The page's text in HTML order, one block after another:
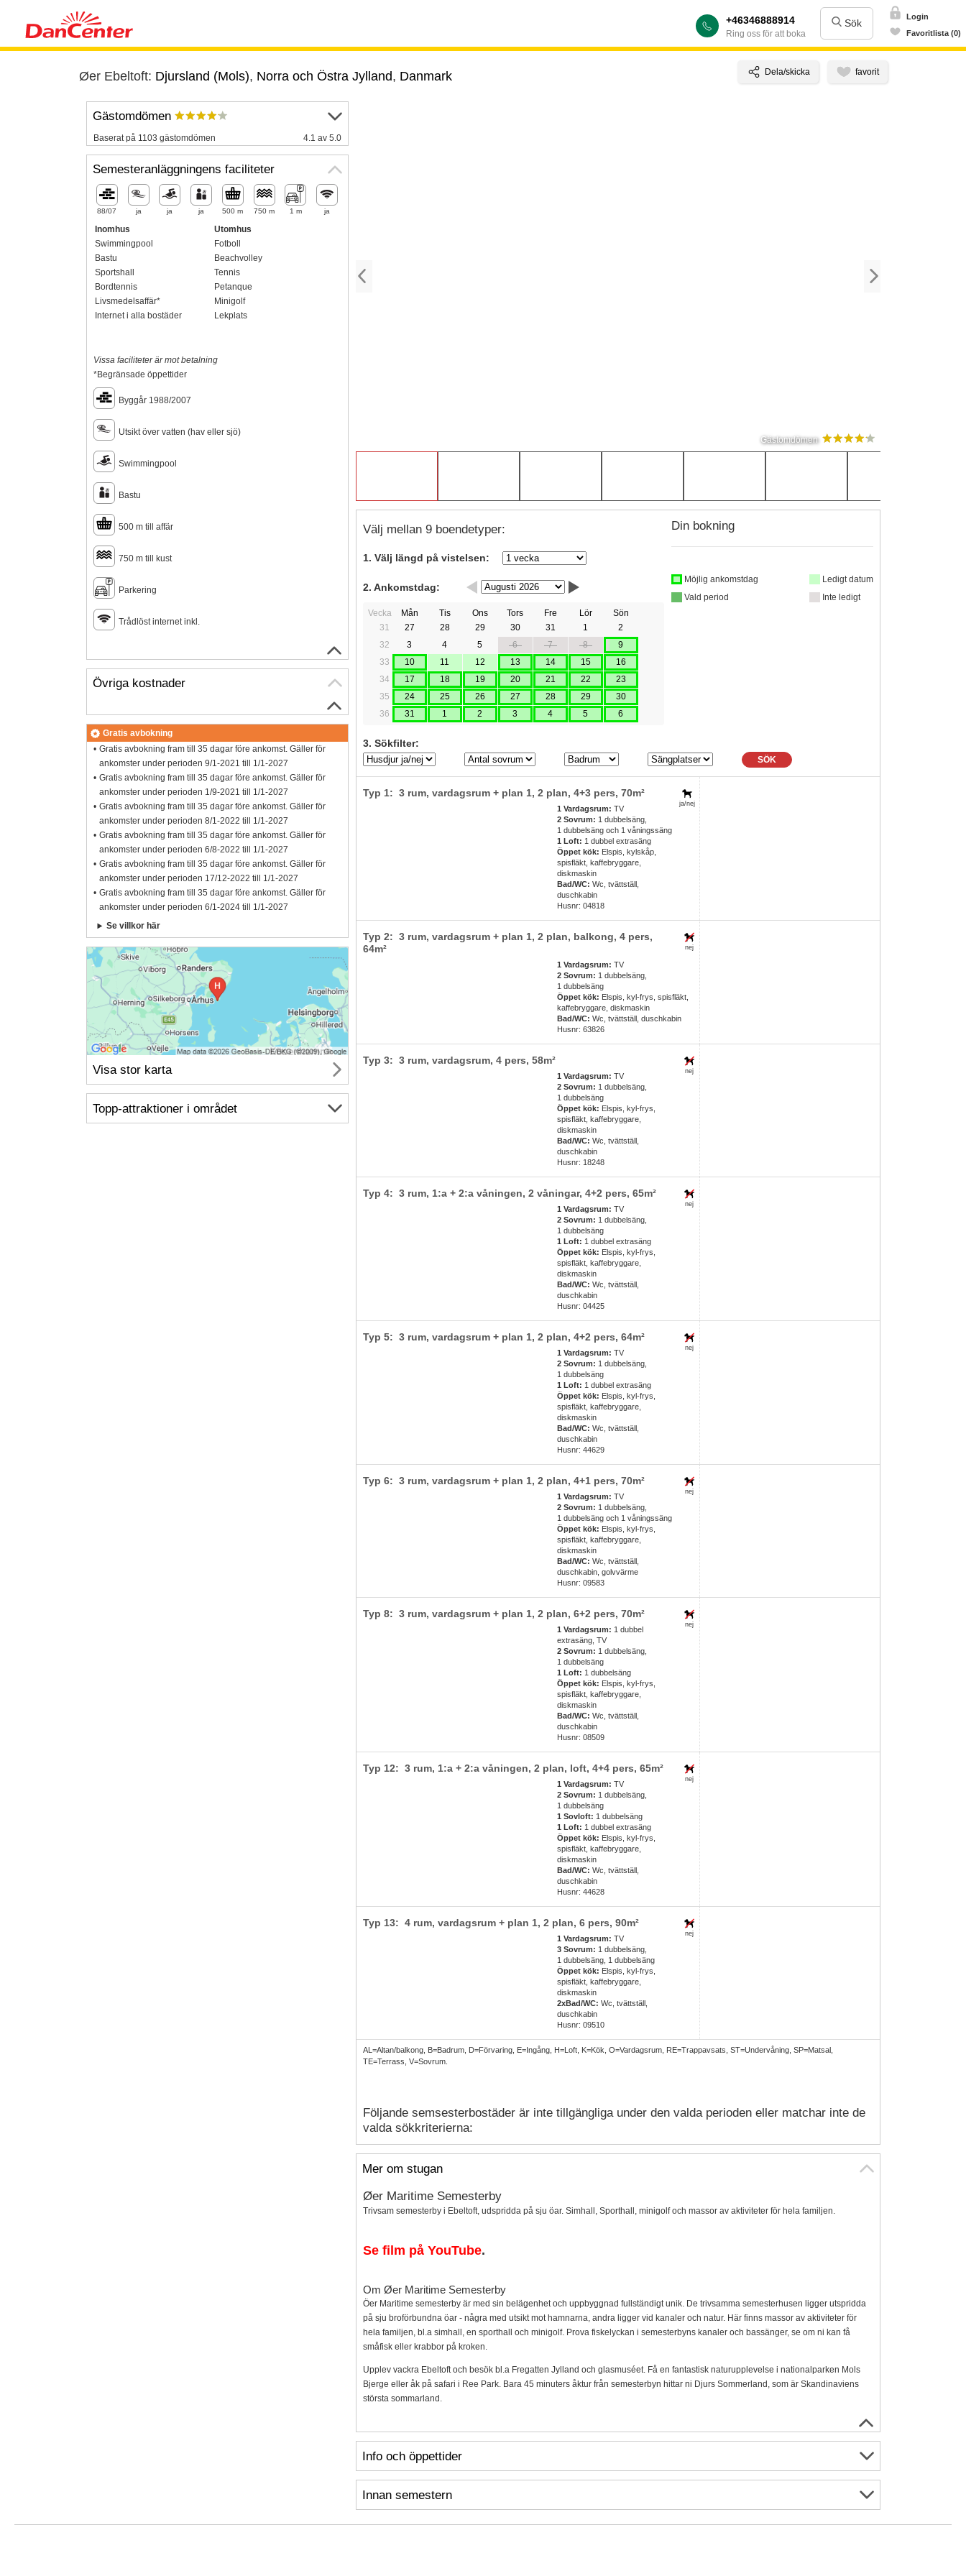
+46346888914
Ring oss för att boka
Sök
Login
Favoritlista (0)
Øer Ebeltoft: Djursland (Mols), Norra och Östra Jylland, Danmark
Gästomdömen
Välj mellan 9 boendetyper:
1. Välj längd på vistelsen:
2. Ankomstdag:
Vecka Mån Tis Ons Tors Fre Lör
Sön
31
27 28 29 30 31 1
2
32
3 4 5 6 7 8
9
33
10 11 12 13 14 15
16
34
17 18 19 20 21 22
23
35
24 25 26 27 28 29
30
36
31 1 2 3 4 5 6
Din bokning
Möjlig ankomstdag
Vald period
Ledigt datum
Inte ledigt
3. Sökfilter:
SÖK
ja/nej
Typ 1: 3 rum, vardagsrum + plan 1, 2 plan, 4+3 pers, 70m²
1 Vardagsrum: TV
2 Sovrum: 1 dubbelsäng,
1 dubbelsäng och 1 våningssäng
1 Loft: 1 dubbel extrasäng
Öppet kök: Elspis, kylskåp,
spisfläkt, kaffebryggare,
diskmaskin
Bad/WC: Wc, tvättställ,
duschkabin
Husnr: 04818
nej
Typ 2: 3 rum, vardagsrum + plan 1, 2 plan, balkong, 4 pers,
64m²
1 Vardagsrum: TV
2 Sovrum: 1 dubbelsäng,
1 dubbelsäng
Öppet kök: Elspis, kyl-frys, spisfläkt,
kaffebryggare, diskmaskin
Bad/WC: Wc, tvättställ, duschkabin
Husnr: 63826
nej
Typ 3: 3 rum, vardagsrum, 4 pers, 58m²
1 Vardagsrum: TV
2 Sovrum: 1 dubbelsäng,
1 dubbelsäng
Öppet kök: Elspis, kyl-frys,
spisfläkt, kaffebryggare,
diskmaskin
Bad/WC: Wc, tvättställ,
duschkabin
Husnr: 18248
nej
Typ 4: 3 rum, 1:a + 2:a våningen, 2 våningar, 4+2 pers, 65m²
1 Vardagsrum: TV
2 Sovrum: 1 dubbelsäng,
1 dubbelsäng
1 Loft: 1 dubbel extrasäng
Öppet kök: Elspis, kyl-frys,
spisfläkt, kaffebryggare,
diskmaskin
Bad/WC: Wc, tvättställ,
duschkabin
Husnr: 04425
nej
Typ 5: 3 rum, vardagsrum + plan 1, 2 plan, 4+2 pers, 64m²
1 Vardagsrum: TV
2 Sovrum: 1 dubbelsäng,
1 dubbelsäng
1 Loft: 1 dubbel extrasäng
Öppet kök: Elspis, kyl-frys,
spisfläkt, kaffebryggare,
diskmaskin
Bad/WC: Wc, tvättställ,
duschkabin
Husnr: 44629
nej
Typ 6: 3 rum, vardagsrum + plan 1, 2 plan, 4+1 pers, 70m²
1 Vardagsrum: TV
2 Sovrum: 1 dubbelsäng,
1 dubbelsäng och 1 våningssäng
Öppet kök: Elspis, kyl-frys,
spisfläkt, kaffebryggare,
diskmaskin
Bad/WC: Wc, tvättställ,
duschkabin, golvvärme
Husnr: 09583
nej
Typ 8: 3 rum, vardagsrum + plan 1, 2 plan, 6+2 pers, 70m²
1 Vardagsrum: 1 dubbel
extrasäng, TV
2 Sovrum: 1 dubbelsäng,
1 dubbelsäng
1 Loft: 1 dubbelsäng
Öppet kök: Elspis, kyl-frys,
spisfläkt, kaffebryggare,
diskmaskin
Bad/WC: Wc, tvättställ,
duschkabin
Husnr: 08509
nej
Typ 12: 3 rum, 1:a + 2:a våningen, 2 plan, loft, 4+4 pers, 65m²
1 Vardagsrum: TV
2 Sovrum: 1 dubbelsäng,
1 dubbelsäng
1 Sovloft: 1 dubbelsäng
1 Loft: 1 dubbel extrasäng
Öppet kök: Elspis, kyl-frys,
spisfläkt, kaffebryggare,
diskmaskin
Bad/WC: Wc, tvättställ,
duschkabin
Husnr: 44628
nej
Typ 13: 4 rum, vardagsrum + plan 1, 2 plan, 6 pers, 90m²
1 Vardagsrum: TV
3 Sovrum: 1 dubbelsäng,
1 dubbelsäng, 1 dubbelsäng
Öppet kök: Elspis, kyl-frys,
spisfläkt, kaffebryggare,
diskmaskin
2xBad/WC: Wc, tvättställ,
duschkabin
Husnr: 09510
AL=Altan/balkong, B=Badrum, D=Förvaring, E=Ingång, H=Loft, K=Kök, O=Vardagsrum, RE=Trappavsats, ST=Undervåning, SP=Matsal,
TE=Terrass, V=Sovrum.
Följande semsesterbostäder är inte tillgängliga under den valda perioden eller matchar inte de
valda sökkriterierna:
Mer om stugan
Øer Maritime Semesterby
Trivsam semesterby i Ebeltoft, udspridda på sju öar. Simhall, Sporthall, minigolf och massor av aktiviteter för hela familjen.
Se film på YouTube.
Om Øer Maritime Semesterby
Öer Maritime semesterby är med sin belägenhet och uppbyggnad fullständigt unik. De trivsamma semesterhusen ligger utspridda
på sju broförbundna öar - några med utsikt mot hamnarna, andra ligger vid kanaler och natur. Här finns massor av aktiviteter för
hela familjen, bl.a simhall, en sporthall och minigolf. Prova fiskelyckan i semesterbyns kanaler och bassänger, se om ni kan få
småfisk eller krabbor på kroken.
Upplev vackra Ebeltoft och besök bl.a Fregatten Jylland och glasmuséet. Få en fantastisk naturupplevelse i nationalparken Mols
Bjerge eller åk på safari i Ree Park. Bara 45 minuters åktur från semesterbyn hittar ni Djurs Sommerland, som är Skandinaviens
största sommarland.
Info och öppettider
Innan semestern
Gästomdömen
Baserat på 1103 gästomdömen 4.1 av 5.0
Semesteranläggningens faciliteter
88/07 ja ja ja 500 m 750 m 1 m ja
Inomhus
Swimmingpool
Bastu
Sportshall
Bordtennis
Livsmedelsaffär*
Internet i alla bostäder
Utomhus
Fotboll
Beachvolley
Tennis
Petanque
Minigolf
Lekplats
Vissa faciliteter är mot betalning
*Begränsade öppettider
Byggår 1988/2007
Utsikt över vatten (hav eller sjö)
Swimmingpool
Bastu
500 m till affär
750 m till kust
Parkering
Trådlöst internet inkl.
Övriga kostnader
Gratis avbokning
Gratis avbokning fram till 35 dagar före ankomst. Gäller för
ankomster under perioden 9/1-2021 till 1/1-2027
Gratis avbokning fram till 35 dagar före ankomst. Gäller för
ankomster under perioden 1/9-2021 till 1/1-2027
Gratis avbokning fram till 35 dagar före ankomst. Gäller för
ankomster under perioden 8/1-2022 till 1/1-2027
Gratis avbokning fram till 35 dagar före ankomst. Gäller för
ankomster under perioden 6/8-2022 till 1/1-2027
Gratis avbokning fram till 35 dagar före ankomst. Gäller för
ankomster under perioden 17/12-2022 till 1/1-2027
Gratis avbokning fram till 35 dagar före ankomst. Gäller för
ankomster under perioden 6/1-2024 till 1/1-2027
Se villkor här
Visa stor karta
Topp-attraktioner i området